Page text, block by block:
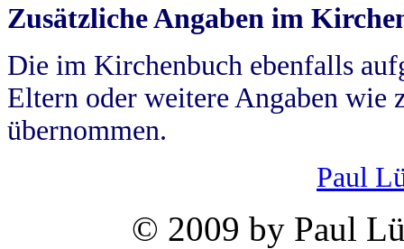
Zusätzliche Angaben im
Die im Kirchenbuch ebenfalls
Eltern oder weitere Angaben wie
übernommen.
Paul
© 2009 by Paul